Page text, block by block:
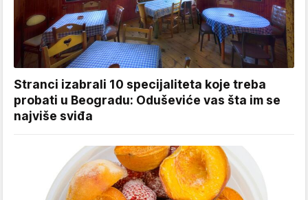
Stranci izabrali 10 specijaliteta koje treba
probati u Beogradu: Oduševiće vas šta im se
najviše sviđa